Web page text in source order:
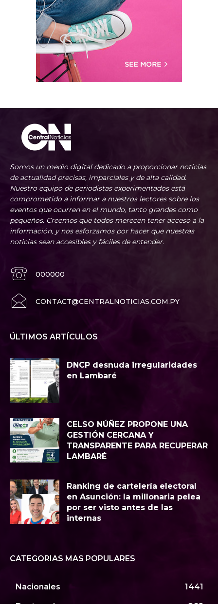
Somos un medio digital dedicado a proporcionar noticias
de actualidad precisas, imparciales y de alta calidad.
Nuestro equipo de periodistas experimentados está
comprometido a informar a nuestros lectores sobre los
eventos que ocurren en el mundo, tanto grandes como
pequeños. Creemos que todos merecen tener acceso a la
información, y nos esforzamos por hacer que nuestras
noticias sean accesibles y fáciles de entender.
000000
CONTACT@CENTRALNOTICIAS.COM.PY
ÚLTIMOS ARTÍCULOS
DNCP desnuda irregularidades
en Lambaré
CELSO NÚÑEZ PROPONE UNA
GESTIÓN CERCANA Y
TRANSPARENTE PARA RECUPERAR
LAMBARÉ
Ranking de cartelería electoral
en Asunción: la millonaria pelea
por ser visto antes de las
internas
CATEGORIAS MAS POPULARES
Nacionales 1441